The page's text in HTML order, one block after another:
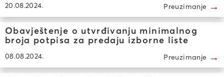
20.08.2024. Preuzimanje →
Obavještenje o utvrđivanju minimalnog
broja potpisa za predaju izborne liste
08.08.2024. Preuzimanje →